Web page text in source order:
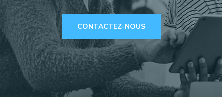
CONTACTEZ-NOUS